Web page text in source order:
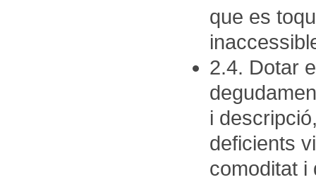
que es
2.4. Dotar
i
deficients
comoditat i